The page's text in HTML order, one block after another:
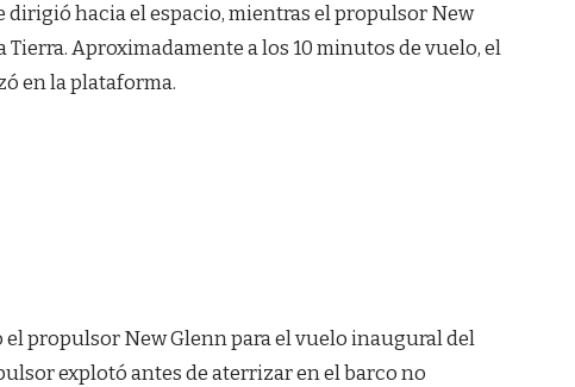
dirigió hacia el espacio, mientras el propulsor New
Aproximadamente a los 10 minutos de vuelo, el
en la plataforma.
el propulsor New Glenn para el vuelo inaugural del
explotó antes de aterrizar en el barco no